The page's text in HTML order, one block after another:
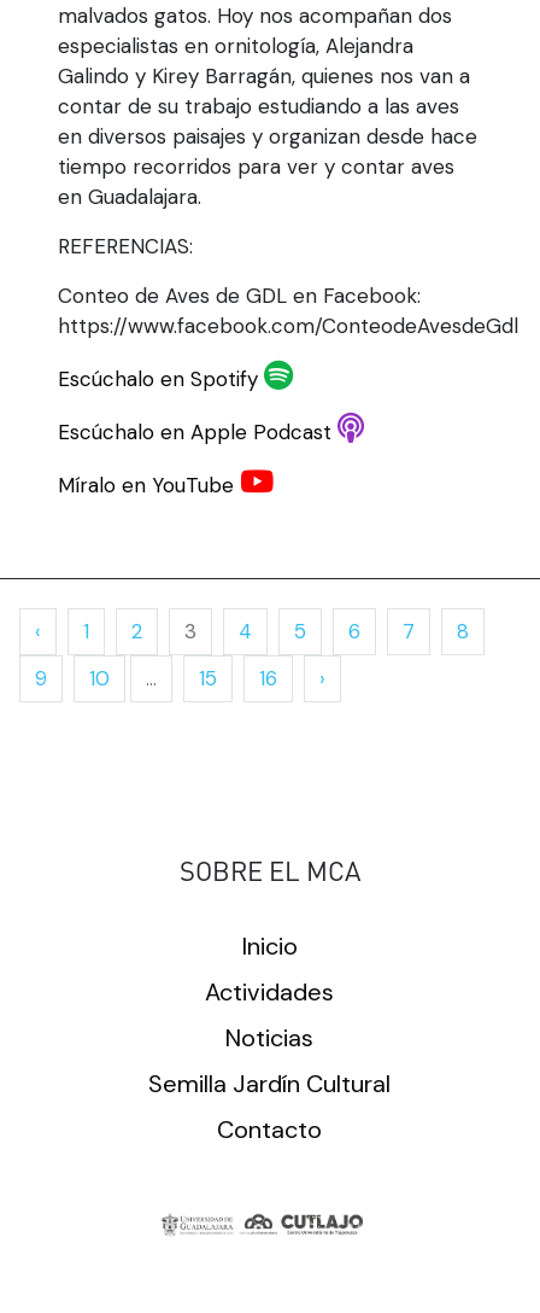
malvados gatos. Hoy nos acompañan dos
especialistas en ornitología, Alejandra
Galindo y Kirey Barragán, quienes nos van a
contar de su trabajo estudiando a las aves
en diversos paisajes y organizan desde hace
tiempo recorridos para ver y contar aves
en Guadalajara.
REFERENCIAS:
Conteo de Aves de GDL en Facebook:
https://www.facebook.com/ConteodeAvesdeGdl
Escúchalo en Spotify
Escúchalo en Apple Podcast
Míralo en YouTube
‹ 1 2 3 4 5 6 7
8
9
10 ... 15 16 ›
SOBRE EL MCA
Inicio
Actividades
Noticias
Semilla Jardín Cultural
Contacto